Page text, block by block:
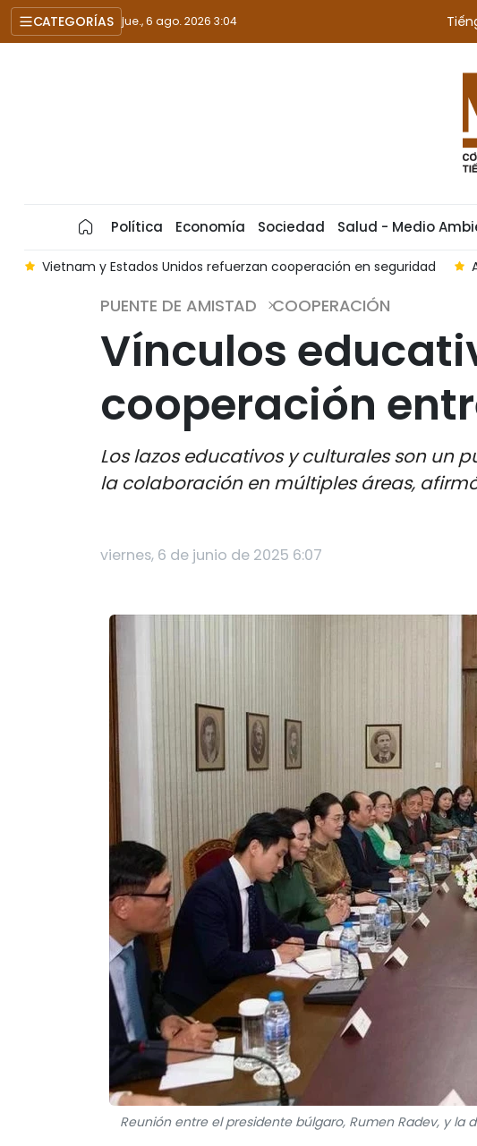
CATEGORÍAS jue., 6 ago. 2026 3:04
Política Economía Sociedad Salud - Medio
Vietnam y Estados Unidos refuerzan cooperación en seguridad
PUENTE DE AMISTAD COOPERACIÓN
Vínculos
cooperación
Los lazos educativos y culturales son un
la colaboración en múltiples áreas,
viernes, 6 de junio de 2025 6:07
Reunión entre el presidente búlgaro, Rumen Radev, y la